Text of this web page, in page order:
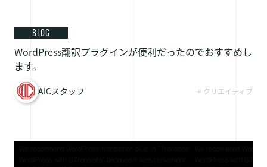
弊社の特徴
BLOG
WordPress翻訳プラグインが便利だったのでおすすめし
ます。
AICスタッフ # クリエイティブ